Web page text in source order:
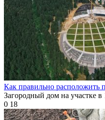
Как правильно расположить
Загородный дом на участке
0 18